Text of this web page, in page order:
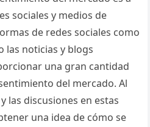
sociales y medios de
de redes sociales como
las noticias y blogs
una gran cantidad
del mercado. Al
las discusiones en estas
una idea de cómo se